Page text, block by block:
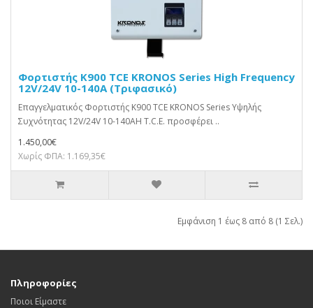
Φορτιστής K900 TCE KRONOS Series High Frequency
12V/24V 10-140A (Τριφασικό)
Επαγγελματικός Φορτιστής K900 TCE KRONOS Series Υψηλής
Συχνότητας 12V/24V 10-140AΗ T.C.E. προσφέρει ..
1.450,00€
Χωρίς ΦΠΑ: 1.169,35€
Εμφάνιση 1 έως 8 από 8 (1 Σελ.)
Πληροφορίες
Ποιοι Είμαστε